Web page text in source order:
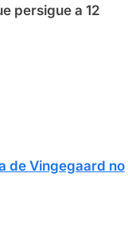
persigue a 12
de Vingegaard no